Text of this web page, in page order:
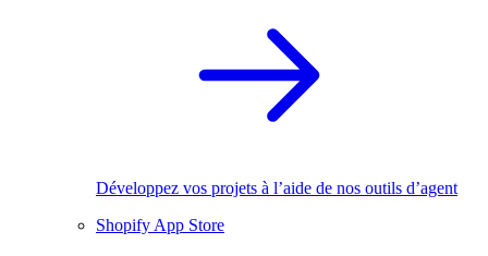
Développez vos projets à l’aide de nos outils d’agent
Shopify App Store